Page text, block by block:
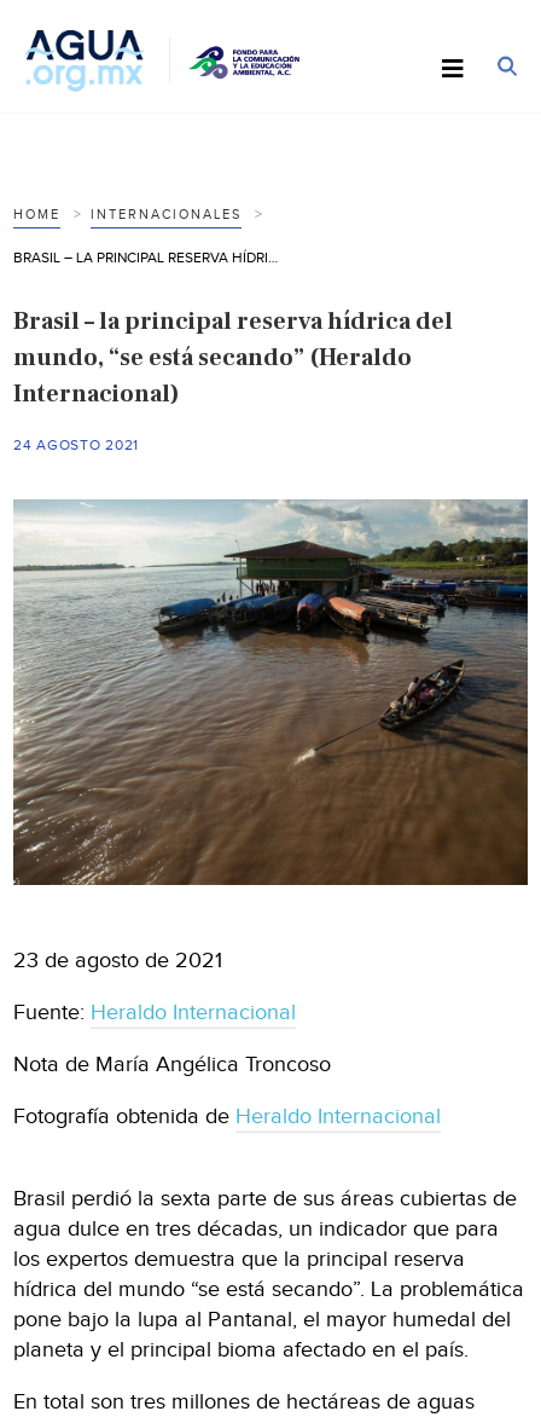
HOME INTERNACIONALES
Brasil – la principal reserva hídrica del
mundo, “se está secando” (Heraldo
Internacional)
24 AGOSTO 2021
23 de agosto de 2021
Fuente: Heraldo Internacional
Nota de María Angélica Troncoso
Fotografía obtenida de Heraldo Internacional
Brasil perdió la sexta parte de sus áreas cubiertas de
agua dulce en tres décadas, un indicador que para
los expertos demuestra que la principal reserva
hídrica del mundo “se está secando”. La problemática
pone bajo la lupa al Pantanal, el mayor humedal del
planeta y el principal bioma afectado en el país.
En total son tres millones de hectáreas de aguas